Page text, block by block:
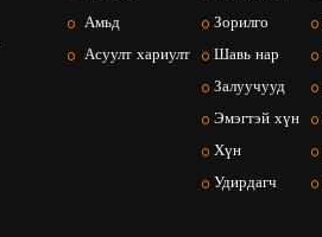
Амьд
Асуулт хариулт
Зорилго
Шавь нар
Залуучууд
Эмэгтэй хүн
Хүн
Удирдагч